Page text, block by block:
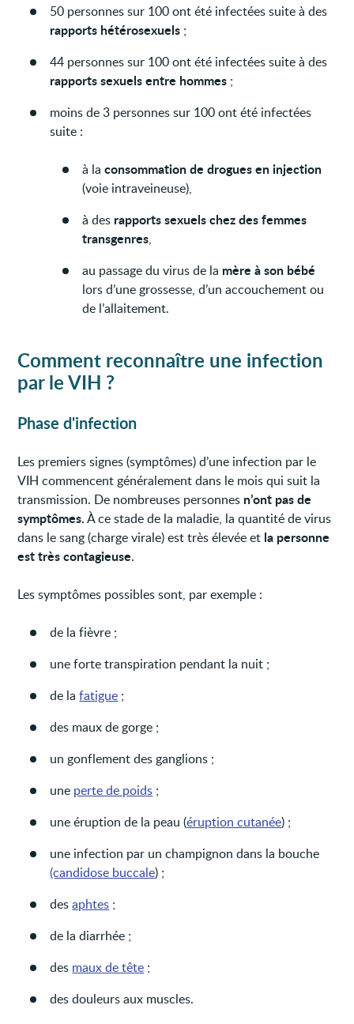
50 personnes sur 100 ont été infectées suite à des
rapports hétérosexuels ;
44 personnes sur 100 ont été infectées suite à des
rapports sexuels entre hommes ;
moins de 3 personnes sur 100 ont été infectées
suite :
à laconsommation de drogues en injection
(voie intraveineuse),
à des rapports sexuels chez des femmes
transgenres,
au passage du virus de la mère à son bébé
lors d’une grossesse, d’un accouchement ou
de l’allaitement.
Comment reconnaître une infection
par le VIH ?
Phase d'infection
Les premiers signes (symptômes) d’une infection par le
VIH commencent généralement dans le mois qui suit la
transmission. De nombreuses personnes n’ont pas de
symptômes.À ce stade de la maladie, la quantité de virus
dans le sang (charge virale) est très élevée et la personne
est très contagieuse.
Les symptômes possibles sont, par exemple :
de la fièvre ;
une forte transpiration pendant la nuit ;
de lafatigue ;
des maux de gorge ;
un gonflement des ganglions ;
une perte de poids ;
une éruption de la peau (éruption cutanée) ;
une infection par un champignon dans la bouche
(candidose buccale) ;
desaphtes ;
de la diarrhée ;
des maux de tête ;
des douleurs aux muscles.